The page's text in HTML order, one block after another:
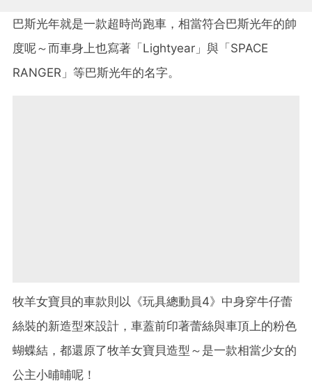
巴斯光年就是一款超時尚跑車，相當符合巴斯光年的帥
度呢～而車身上也寫著「Lightyear」與「SPACE
RANGER」等巴斯光年的名字。
牧羊女寶貝的車款則以《玩具總動員4》中身穿牛仔蕾
絲裝的新造型來設計，車蓋前印著蕾絲與車頂上的粉色
蝴蝶結，都還原了牧羊女寶貝造型～是一款相當少女的
公主小晡晡呢！